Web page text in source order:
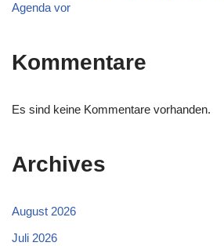
Agenda vor
Kommentare
Es sind keine Kommentare vorhanden.
Archives
August 2026
Juli 2026